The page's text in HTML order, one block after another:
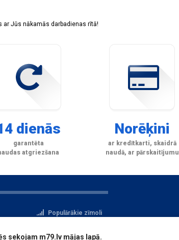
ar Jūs nākamās darbadienas rītā!
dienās
garantēta
atgriezšana
Norēķini
ar kredītkarti, skaidrā
naudā, ar pārskaitījumu
Populārākie zīmoli
Reģistrācija
sekojam m79.lv mājas lapā.